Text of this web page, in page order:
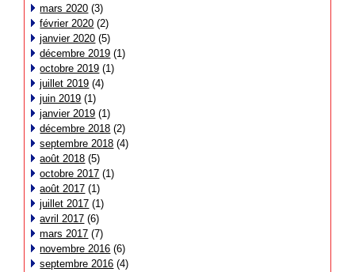
mars 2020 (3)
février 2020 (2)
janvier 2020 (5)
décembre 2019 (1)
octobre 2019 (1)
juillet 2019 (4)
juin 2019 (1)
janvier 2019 (1)
décembre 2018 (2)
septembre 2018 (4)
août 2018 (5)
octobre 2017 (1)
août 2017 (1)
juillet 2017 (1)
avril 2017 (6)
mars 2017 (7)
novembre 2016 (6)
septembre 2016 (4)